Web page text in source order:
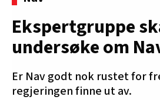
Ekspertgruppe
undersøke om
Er Nav godt nok rustet for
regjeringen finne ut av.